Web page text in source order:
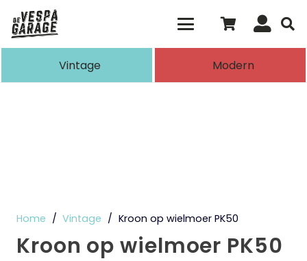
de resultaten voor automatisch
Vintage Modern
Home / Vintage / Kroon op wielmoer PK50
Kroon op wielmoer PK50